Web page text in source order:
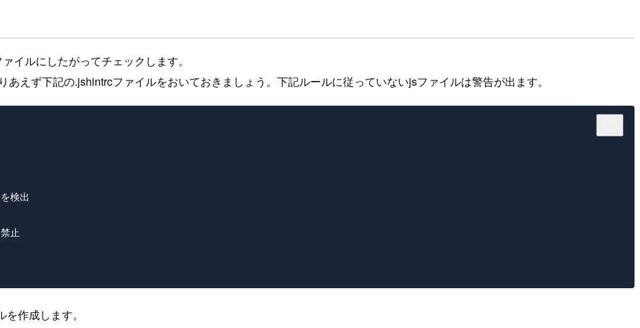
イルにしたがってチェックします。
あえず下記の.jshintrcファイルをおいておきましょう。下記ルールに従っていないjsファイルは警告が出ます。
検出
止
作成します。